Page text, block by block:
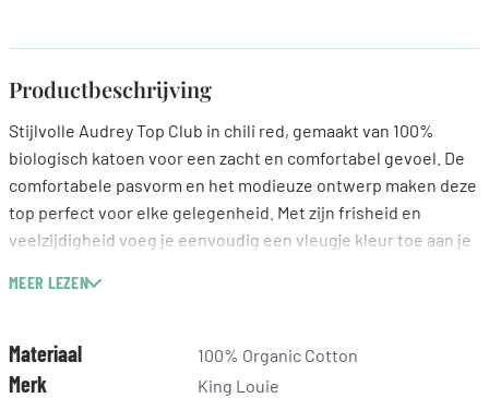
Productbeschrijving
Stijlvolle Audrey Top Club in chili red, gemaakt van 100%
biologisch katoen voor een zacht en comfortabel gevoel. De
comfortabele pasvorm en het modieuze ontwerp maken deze
top perfect voor elke gelegenheid. Met zijn frisheid en
veelzijdigheid voeg je eenvoudig een vleugje kleur toe aan je
look of draag hem onder een blazer voor een chique
garderobe, die de kwaliteit en aandacht voor detail van King
Louie weerspiegelt.
MEER LEZEN
Materiaal 100% Organic Cotton
Merk King Louie